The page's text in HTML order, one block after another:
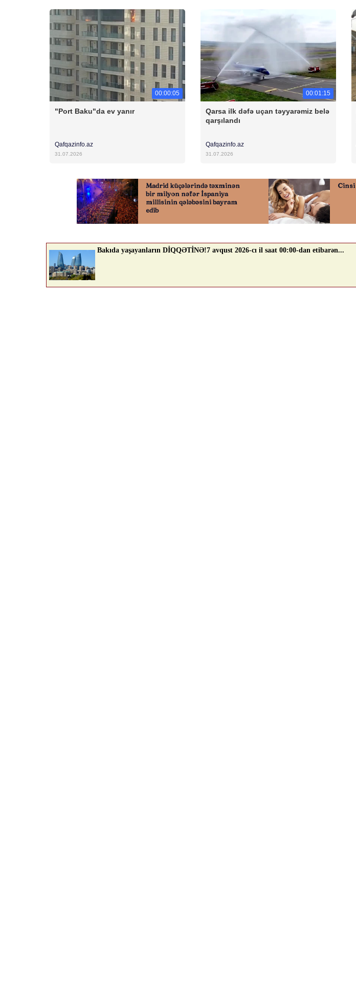
00:00:05
"Port Baku"da ev yanır
Qafqazinfo.az
31.07.2026
00:01:15
Qarsa ilk dəfə uçan təyyarəmiz belə
qarşılandı
Qafqazinfo.az
31.07.2026